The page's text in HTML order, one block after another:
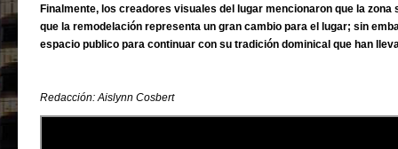
Finalmente, los creadores visuales del lugar mencionaron que la zona
que la remodelación representa un gran cambio para el lugar; sin
espacio publico para continuar con su tradición dominical que han
Redacción: Aislynn Cosbert